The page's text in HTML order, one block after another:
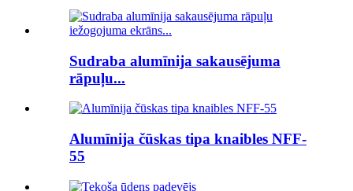
Sudraba alumīnija sakausējuma
rāpuļu...
Alumīnija čūskas tipa knaibles NFF-
55